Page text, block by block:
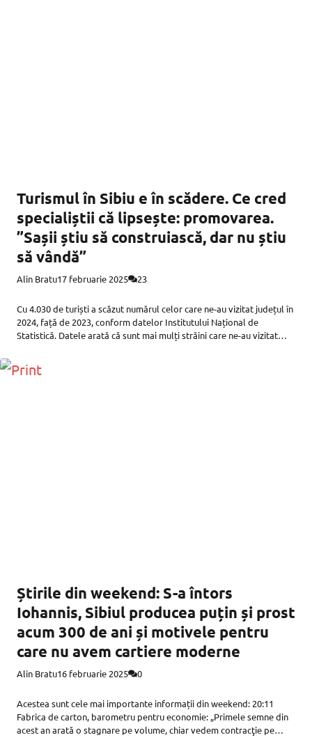
Turismul în Sibiu e în scădere. Ce cred
specialiștii că lipsește: promovarea.
”Sașii știu să construiască, dar nu știu
să vândă”
Alin Bratu17 februarie 2025 23
Cu 4.030 de turiști a scăzut numărul celor care ne-au vizitat județul în
2024, față de 2023, conform datelor Institutului Național de
Statistică. Datele arată că sunt mai mulți străini care ne-au vizitat
Știrile din weekend: S-a întors
Iohannis, Sibiul producea puțin și prost
acum 300 de ani și motivele pentru
care nu avem cartiere moderne
Alin Bratu16 februarie 2025 0
Acestea sunt cele mai importante informații din weekend: 20:11
Fabrica de carton, barometru pentru economie: „Primele semne din
acest an arată o stagnare pe volume, chiar vedem contracţie pe